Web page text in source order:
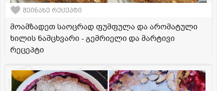
შეინახე რეცეპტი
მოამზადეთ საოცრად ფუმფულა და არომატული
ხილის ნამცხვარი - გემრიელი და მარტივი
რეცეპტი